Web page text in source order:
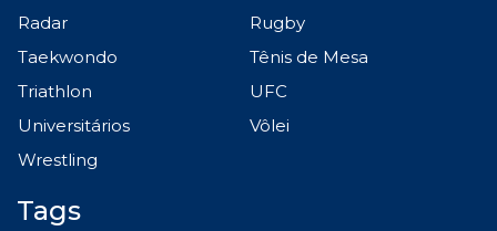
Radar
Rugby
Taekwondo
Tênis de Mesa
Triathlon
UFC
Universitários
Vôlei
Wrestling
Tags